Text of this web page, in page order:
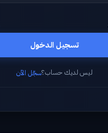
تسجيل الدخول
ليس لديك حساب؟سجّل الآن